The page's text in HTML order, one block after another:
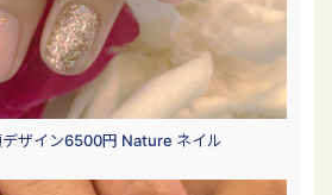
ザイン6500円 Nature ネイル